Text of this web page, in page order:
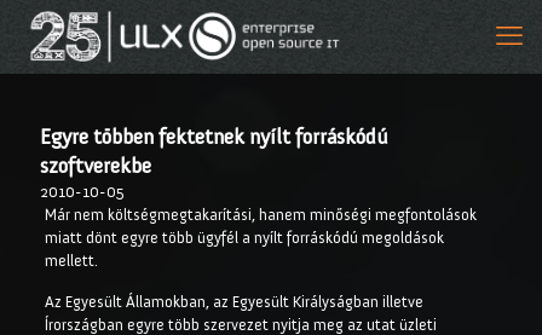
Egyre többen fektetnek nyílt forráskódú
szoftverekbe
2010-10-05
Már nem költségmegtakarítási, hanem minőségi megfontolások
miatt dönt egyre több ügyfél a nyílt forráskódú megoldások
mellett.
Az Egyesült Államokban, az Egyesült Királyságban illetve
Írországban egyre több szervezet nyitja meg az utat üzleti